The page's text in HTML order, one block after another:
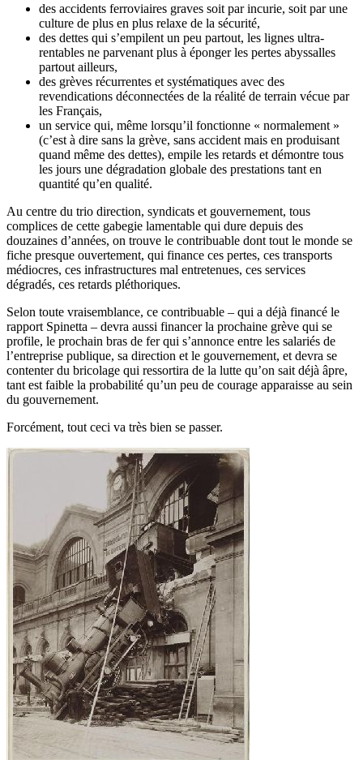
des accidents ferroviaires graves soit par incurie, soit par une
culture de plus en plus relaxe de la sécurité,
des dettes qui s’empilent un peu partout, les lignes ultra-
rentables ne parvenant plus à éponger les pertes abyssalles
partout ailleurs,
des grèves récurrentes et systématiques avec des
revendications déconnectées de la réalité de terrain vécue par
les Français,
un service qui, même lorsqu’il fonctionne « normalement »
(c’est à dire sans la grève, sans accident mais en produisant
quand même des dettes), empile les retards et démontre tous
les jours une dégradation globale des prestations tant en
quantité qu’en qualité.
Au centre du trio direction, syndicats et gouvernement, tous
complices de cette gabegie lamentable qui dure depuis des
douzaines d’années, on trouve le contribuable dont tout le monde se
fiche presque ouvertement, qui finance ces pertes, ces transports
médiocres, ces infrastructures mal entretenues, ces services
dégradés, ces retards pléthoriques.
Selon toute vraisemblance, ce contribuable – qui a déjà financé le
rapport Spinetta – devra aussi financer la prochaine grève qui se
profile, le prochain bras de fer qui s’annonce entre les salariés de
l’entreprise publique, sa direction et le gouvernement, et devra se
contenter du bricolage qui ressortira de la lutte qu’on sait déjà âpre,
tant est faible la probabilité qu’un peu de courage apparaisse au sein
du gouvernement.
Forcément, tout ceci va très bien se passer.